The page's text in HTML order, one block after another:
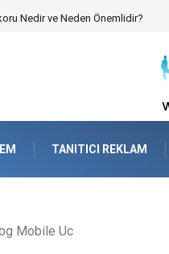
Stratejik Planlama ve
TANITICI REKLAM
Mobile Uc